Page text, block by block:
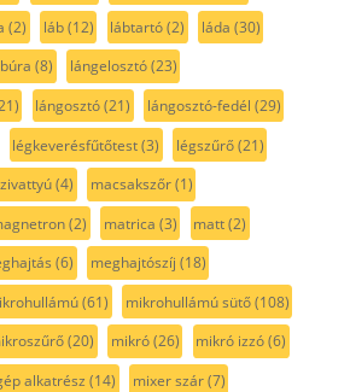
(2) láb(12) lábtartó(2) láda (30)
(8) lángelosztó(23)
lángosztó(21) lángosztó-fedél (29)
légkeverésfűtőtest(3) légszűrő(21)
(4) macsakszőr(1)
(2) matrica (3) matt(2)
(6) meghajtószíj (18)
(61) mikrohullámú sütő(108)
(20) mikró(26) mikró izzó(6)
alkatrész (14) mixer szár(7)